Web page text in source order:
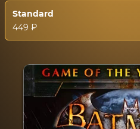
Standard
449 ₽